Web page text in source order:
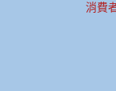
消費